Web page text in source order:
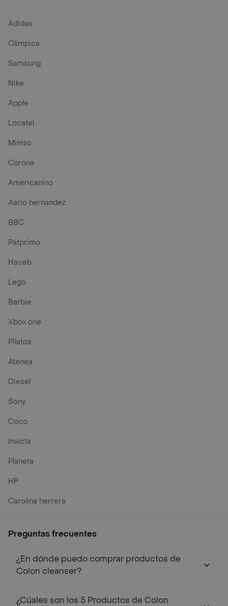
Adidas
Olimpica
Samsung
Nike
Apple
Locatel
Miniso
Corona
Americanino
Aario hernandez
BBC
Patprimo
Haceb
Lego
Barbie
Xbox one
Pilatos
Atenea
Diesel
Sony
Coco
Invicta
Planeta
HP
Carolina herrera
Preguntas frecuentes
¿En dónde puedo comprar productos de
Colon cleanser?
¿Cúales son los 5 Productos de Colon